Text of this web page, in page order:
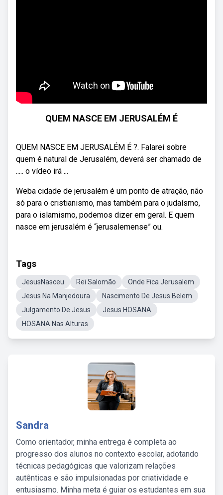
QUEM NASCE EM JERUSALÉM É
QUEM NASCE EM JERUSALÉM É ?. Falarei sobre
quem é natural de Jerusalém, deverá ser chamado de
..... o vídeo irá ...
Weba cidade de jerusalém é um ponto de atração, não
só para o cristianismo, mas também para o judaísmo,
para o islamismo, podemos dizer em geral. E quem
nasce em jerusalém é “jerusalemense” ou.
Tags
JesusNasceu Rei Salomão
Onde Fica Jerusalem
Jesus Na Manjedoura
Nascimento De Jesus Belem
Julgamento De Jesus
Jesus HOSANA
HOSANA Nas Alturas
Sandra
Como orientador, minha entrega é completa ao
progresso dos alunos no contexto escolar, adotando
técnicas pedagógicas que valorizam relações
autênticas e são impulsionadas por criatividade e
entusiasmo. Minha meta é guiar os estudantes em sua